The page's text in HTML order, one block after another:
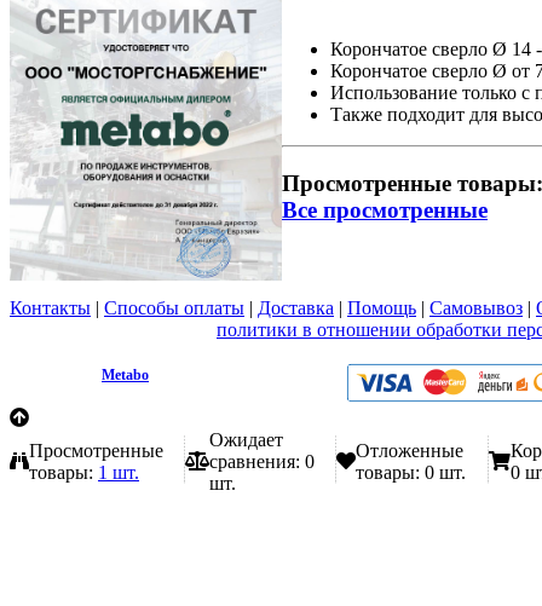
Корончатое сверло Ø 14
Корончатое сверло Ø от
Использование только
Также подходит для
Просмотренные товары:
Все просмотренные
Контакты | Способы оплаты | Доставка | Помощь | Самовывоз |
политики в отношении обработки
Metabo
Просмотренные
товары: 1 шт.
Ожидает
сравнения: 0
шт.
Отложенные
товары: 0 шт.
0